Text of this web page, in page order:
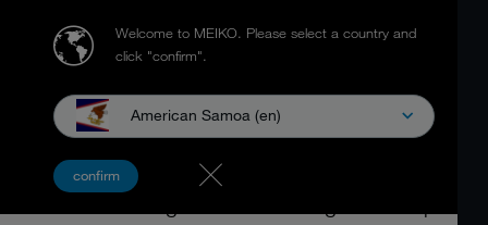
Welcome to MEIKO. Please select a country and
click "confirm".
American Samoa (en)
confirm
CLOSTRIDIUM DIFFICILE